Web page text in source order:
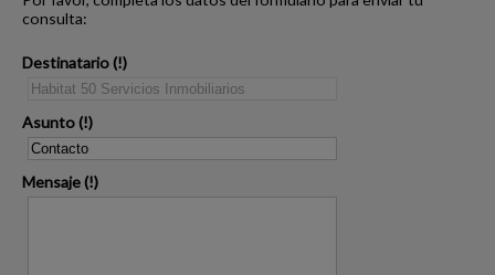
consulta:
Destinatario
Asunto
Mensaje